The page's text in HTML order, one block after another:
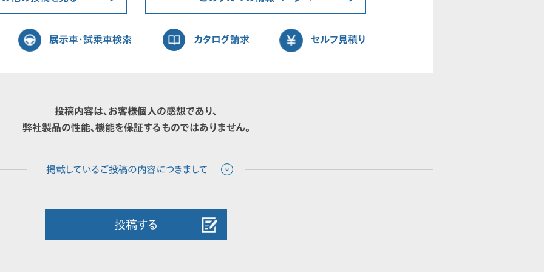
展示車・試乗車検索 カタログ請求 セルフ見積り
投稿内容は、お客様個人の感想であり、
弊社製品の性能、機能を保証するものではありません。
投稿する